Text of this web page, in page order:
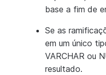
base a fim de
Se as
em um único
VARCHAR ou
resultado.